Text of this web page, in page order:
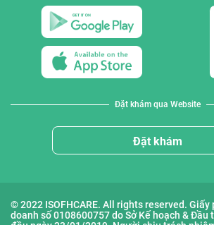
Đặt khám qua Website
Đặt khám
© 2022 ISOFHCARE. All rights reserved. Giấy
doanh số 0108600757 do Sở Kế hoạch & Đầu